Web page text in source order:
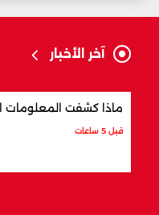
آخر الأخبار
ماذا كشفت المعلومات
قبل 5 ساعات